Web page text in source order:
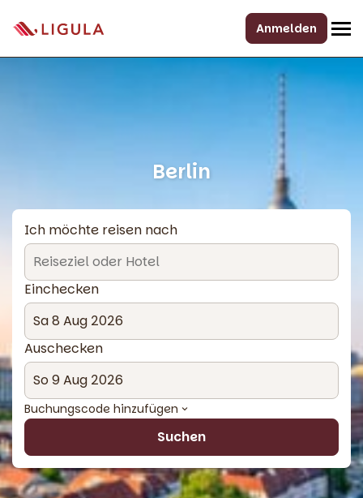
Anmelden
Berlin
Ich möchte reisen nach
Einchecken
Auschecken
Suchen
Buchungscode hinzufügen